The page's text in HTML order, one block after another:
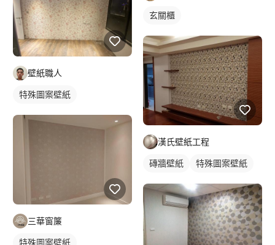
壁紙職人
特殊圖案壁紙
三華窗簾
特殊圖案壁紙
玄關櫃
漢氏壁紙工程
磚牆壁紙 特殊圖案壁紙